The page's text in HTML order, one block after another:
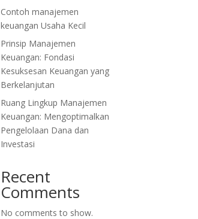
Contoh manajemen
keuangan Usaha Kecil
Prinsip Manajemen
Keuangan: Fondasi
Kesuksesan Keuangan yang
Berkelanjutan
Ruang Lingkup Manajemen
Keuangan: Mengoptimalkan
Pengelolaan Dana dan
Investasi
Recent
Comments
No comments to show.